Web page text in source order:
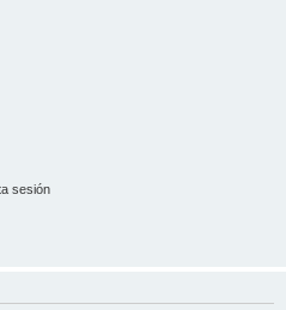
sesión